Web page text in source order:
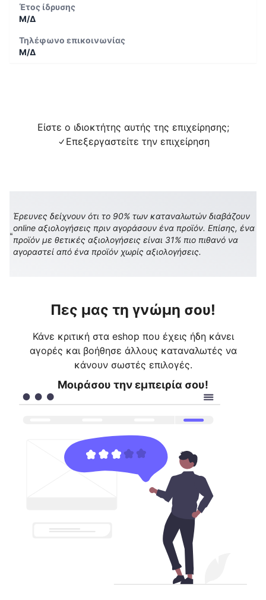
Έτος ίδρυσης
Μ/Δ
Τηλέφωνο επικοινωνίας
Μ/Δ
Είστε ο ιδιοκτήτης αυτής της επιχείρησης;
Επεξεργαστείτε την επιχείρηση
Έρευνες δείχνουν ότι το 90% των καταναλωτών διαβάζουν
online αξιολογήσεις πριν αγοράσουν ένα προϊόν. Επίσης, ένα
προϊόν με θετικές αξιολογήσεις είναι 31% πιο πιθανό να
αγοραστεί από ένα προϊόν χωρίς αξιολογήσεις.
Πες μας τη γνώμη σου!
Κάνε κριτική στα eshop που έχεις ήδη κάνει
αγορές και βοήθησε άλλους καταναλωτές να
κάνουν σωστές επιλογές.
Μοιράσου την εμπειρία σου!